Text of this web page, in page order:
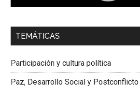
00:00
Dra. Carolina Corcho Mejía,
Colombiana
TEMÁTICAS
Participación y cultura política
Paz, Desarrollo Social y Postconflicto